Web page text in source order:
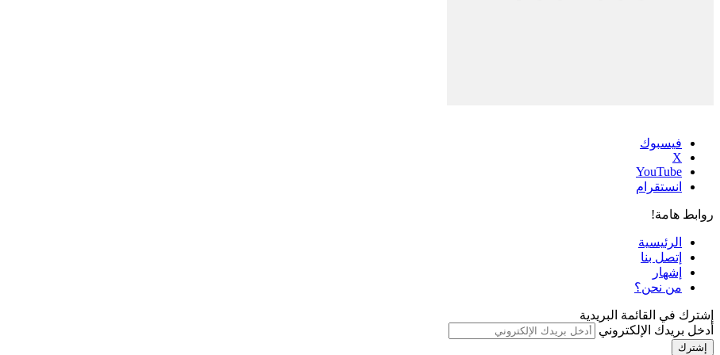
فيسبوك
‫X
‫YouTube
انستقرام
روابط هامة!
الرئيسية
إتصل بنا
إشهار
من نحن؟
إشترك في القائمة البريدية
أدخل بريدك الإلكتروني